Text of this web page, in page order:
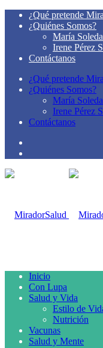
¿Qué pretende
¿Quiénes Somos?
María
Irene Pérez
Contáctanos
¿Qué pretende
¿Quiénes Somos?
María
Irene Pérez
Contáctanos
Inicio
Con Lupa
Salud y Vida
Estilo de
Nutrición
Vacunas
Salud y Mente